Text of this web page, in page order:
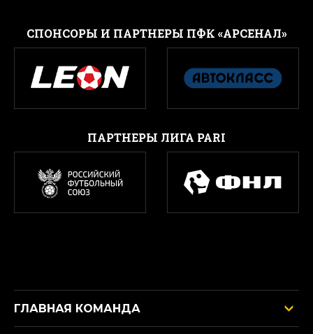
CПОНСОРЫ И ПАРТНЕРЫ ПФК «АРСЕНАЛ»
ПАРТНЕРЫ ЛИГА PARI
ГЛАВНАЯ КОМАНДА